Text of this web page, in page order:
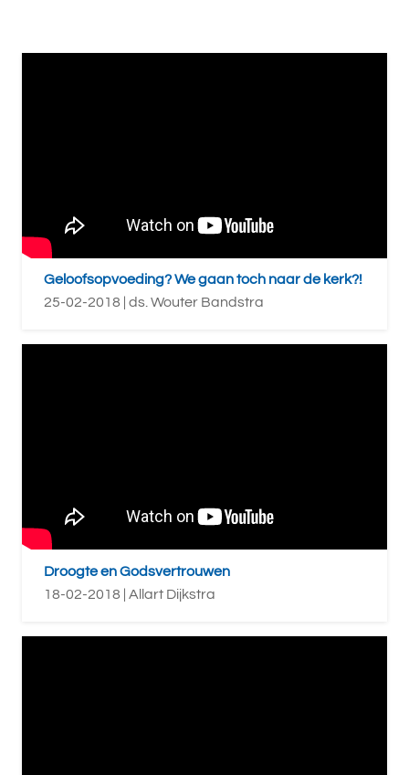
Geloofsopvoeding? We gaan toch naar de kerk?!
25-02-2018 | ds. Wouter Bandstra
Droogte en Godsvertrouwen
18-02-2018 | Allart Dijkstra